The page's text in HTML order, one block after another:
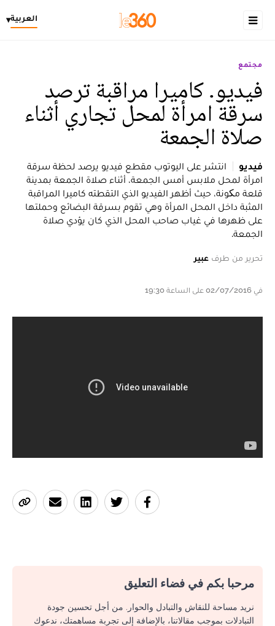
العربية▾
مجتمع
فيديو. كاميرا مراقبة ترصد
سرقة امرأة لمحل تجاري أثناء
صلاة الجمعة
فيديو
انتشر على اليوتوب مقطع فيديو يرصد لحظة سرقة
امرأة لمحل ملابس أمس الجمعة، أثناء صلاة الجمعة بمدينة
قلعة مکونة، حيث أظهر الفيديو الذي التقطته كاميرا المراقبة
المثبة داخل المحل المرأة وهي تقوم بسرقة البضائع وحملتها
على ظهرها في غياب صاحب المحل الذي كان يؤدي صلاة
الجمعة.
تحرير من طرف عبير
في 02/07/2016 على الساعة 19:30
مرحبا بكم في فضاء التعليق
نريد مساحة للنقاش والتبادل والحوار. من أجل تحسين جودة
التبادلات بموجب مقالاتنا، بالإضافة إلى تجربة مساهمتك، ندعوك